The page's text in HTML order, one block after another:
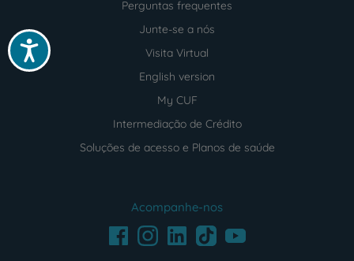
Acessibilidade
Perguntas frequentes
Junte-se a nós
Visita Virtual
English version
My CUF
Intermediação de Crédito
Soluções de acesso e Planos de saúde
Acompanhe-nos
FacebookInstagramLinkedInTikTokYoutube